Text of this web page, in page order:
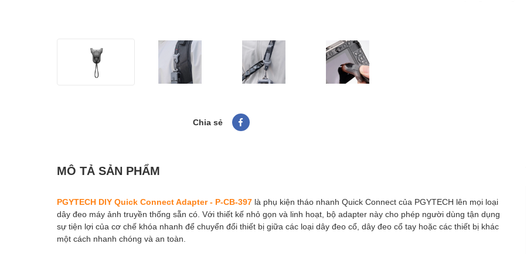
Chia sẻ
MÔ TẢ SẢN PHẨM
PGYTECH DIY Quick Connect Adapter - P-CB-397 là phụ kiện tháo nhanh Quick Connect của PGYTECH lên mọi loại
dây đeo máy ảnh truyền thống sẵn có. Với thiết kế nhỏ gọn và linh hoạt, bộ adapter này cho phép người dùng tận dụng
sự tiện lợi của cơ chế khóa nhanh để chuyển đổi thiết bị giữa các loại dây đeo cổ, dây đeo cổ tay hoặc các thiết bị khác
một cách nhanh chóng và an toàn.